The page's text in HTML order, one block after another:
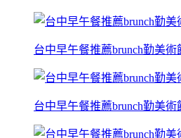
台中早午餐推薦brunch勤美
台中早午餐推薦brunch勤美